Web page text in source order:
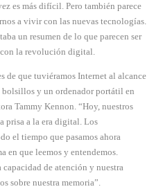
es más difícil. Pero también parece
a vivir con las nuevas tecnologías.
un resumen de lo que parecen ser
con la revolución digital.
de que tuviéramos Internet al alcance
bolsillos y un ordenador portátil en
Tammy Kennon. “Hoy, nuestros
prisa a la era digital. Los
el tiempo que pasamos ahora
en que leemos y entendemos.
de atención y nuestra
sobre nuestra memoria”.